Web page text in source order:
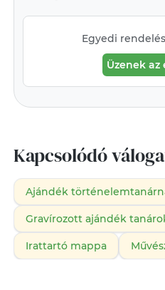
Egyedi
Üzenek
Kapcsolódó
Ajándék
Gravírozott ajándék
Irattartó mappa